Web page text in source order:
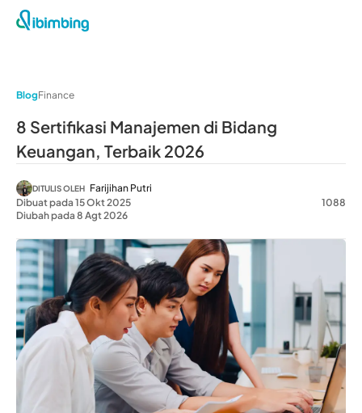
BlogFinance
8 Sertifikasi Manajemen di Bidang
Keuangan, Terbaik 2026
DITULIS OLEH Farijihan Putri
Dibuat pada 15 Okt 2025
Diubah pada 8 Agt 2026
1088